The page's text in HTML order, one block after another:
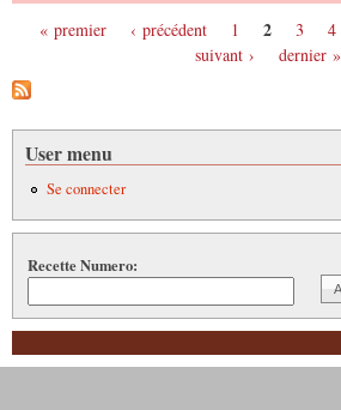
Pages
« premier ‹ précédent 1 2 3 4
suivant ›
dernier »
User menu
Se connecter
Recette Numero: